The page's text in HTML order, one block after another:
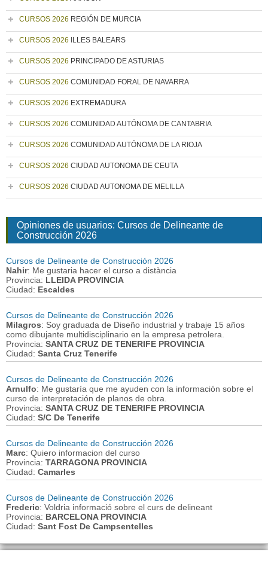
CURSOS 2026 REGIÓN DE MURCIA
CURSOS 2026 ILLES BALEARS
CURSOS 2026 PRINCIPADO DE ASTURIAS
CURSOS 2026 COMUNIDAD FORAL DE NAVARRA
CURSOS 2026 EXTREMADURA
CURSOS 2026 COMUNIDAD AUTÓNOMA DE CANTABRIA
CURSOS 2026 COMUNIDAD AUTÓNOMA DE LA RIOJA
CURSOS 2026 CIUDAD AUTONOMA DE CEUTA
CURSOS 2026 CIUDAD AUTONOMA DE MELILLA
Opiniones de usuarios: Cursos de Delineante de
Construcción 2026
Cursos de Delineante de Construcción 2026
Nahir: Me gustaria hacer el curso a distància
Provincia: LLEIDA PROVINCIA
Ciudad: Escaldes
Cursos de Delineante de Construcción 2026
Milagros: Soy graduada de Diseño industrial y trabaje 15 años
como dibujante multidisciplinario en la empresa petrolera.
Provincia: SANTA CRUZ DE TENERIFE PROVINCIA
Ciudad: Santa Cruz Tenerife
Cursos de Delineante de Construcción 2026
Arnulfo: Me gustaría que me ayuden con la información sobre el
curso de interpretación de planos de obra.
Provincia: SANTA CRUZ DE TENERIFE PROVINCIA
Ciudad: S/C De Tenerife
Cursos de Delineante de Construcción 2026
Marc: Quiero informacion del curso
Provincia: TARRAGONA PROVINCIA
Ciudad: Camarles
Cursos de Delineante de Construcción 2026
Frederic: Voldria informació sobre el curs de delineant
Provincia: BARCELONA PROVINCIA
Ciudad: Sant Fost De Campsentelles